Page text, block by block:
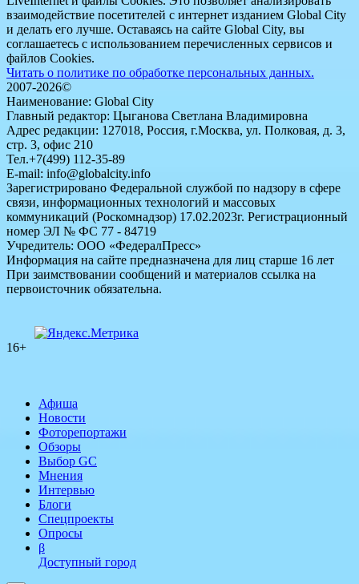
взаимодействие посетителей с интернет изданием Global City
и делать его лучше. Оставаясь на сайте Global City, вы
соглашаетесь с использованием перечисленных сервисов и
файлов Cookies.
Читать о политике по обработке персональных данных.
2007-2026©
Наименование: Global City
Главный редактор: Цыганова Светлана Владимировна
Адрес редакции: 127018, Россия, г.Москва, ул. Полковая, д. 3,
стр. 3, офис 210
Тел.+7(499) 112-35-89
E-mail: info@globalcity.info
Зарегистрировано Федеральной службой по надзору в сфере
связи, информационных технологий и массовых
коммуникаций (Роскомнадзор) 17.02.2023г. Регистрационный
номер ЭЛ № ФС 77 - 84719
Учредитель: ООО «ФедералПресс»
Информация на сайте предназначена для лиц старше 16 лет
При заимствовании сообщений и материалов ссылка на
первоисточник обязательна.
16+
Афиша
Новости
Фоторепортажи
Обзоры
Выбор GC
Мнения
Интервью
Блоги
Спецпроекты
Опросы
β
Доступный город